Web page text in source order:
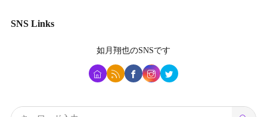
SNS Links
如月翔也のSNSです